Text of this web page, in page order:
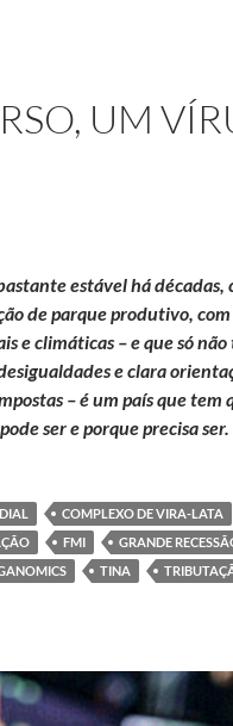
UM
estável há
de parque produtivo,
climáticas – e que só não
e clara
– é um país que tem
ser e porque precisa ser.
COMPLEXO DE VIRA-LATA
FMI GRANDE
TINA